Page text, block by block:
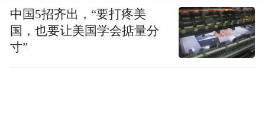
中国5招齐出，“要打疼美
国，也要让美国学会掂量分
寸”